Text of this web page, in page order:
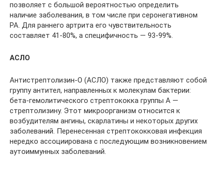
позволяет с большой вероятностью определить
наличие заболевания, в том числе при серонегативном
РА. Для раннего артрита его чувствительность
составляет 41-80%, а специфичность — 93-99%.
АСЛО
Антистрептолизин-О (АСЛО) также представляют собой
группу антител, направленных к молекулам бактерии:
бета-гемолитического стрептококка группы А —
стрептолизину. Этот микроорганизм относится к
возбудителям ангины, скарлатины и некоторых других
заболеваний. Перенесенная стрептококковая инфекция
нередко ассоциирована с последующим возникновением
аутоиммунных заболеваний.